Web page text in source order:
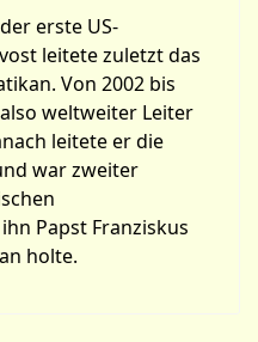
erste US-
leitete zuletzt das
Von 2002 bis
weltweiter Leiter
leitete er die
war zweiter
Papst Franziskus
holte.